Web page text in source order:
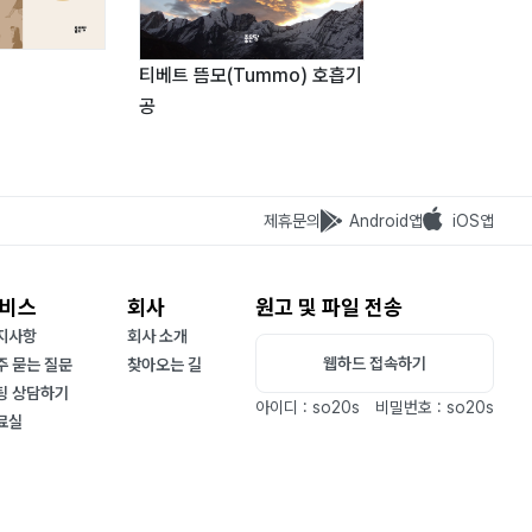
티베트 뜸모(Tummo) 호흡기
공
제휴문의 Android앱 iOS앱
스
사항
묻는 질문
상담하기
실
회사
회사 소개
찾아오는 길
원고 및 파일 전송
웹하드 접속하기
아이디 : so20s 비밀번호 : so20s